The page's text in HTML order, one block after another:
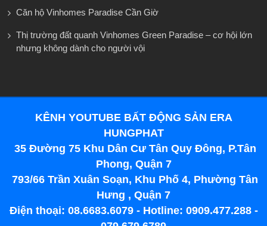
Căn hộ Vinhomes Paradise Cần Giờ
Thị trường đất quanh Vinhomes Green Paradise – cơ hội lớn
nhưng không dành cho người vội
KÊNH YOUTUBE BẤT ĐỘNG SẢN ERA
HUNGPHAT
35 Đường 75 Khu Dân Cư Tân Quy Đông, P.Tân
Phong, Quận 7
793/66 Trần Xuân Soạn, Khu Phố 4, Phường Tân
Hưng , Quận 7
Điện thoại: 08.6683.6079 - Hotline: 0909.477.288 -